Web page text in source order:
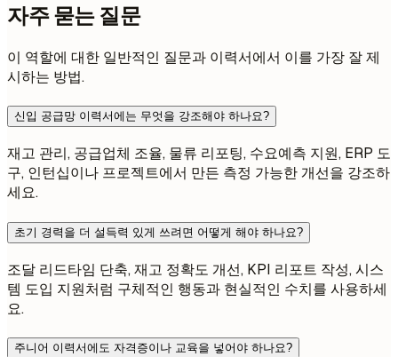
자주 묻는 질문
이 역할에 대한 일반적인 질문과 이력서에서 이를 가장 잘 제
시하는 방법.
신입 공급망 이력서에는 무엇을 강조해야 하나요?
재고 관리, 공급업체 조율, 물류 리포팅, 수요예측 지원, ERP 도
구, 인턴십이나 프로젝트에서 만든 측정 가능한 개선을 강조하
세요.
초기 경력을 더 설득력 있게 쓰려면 어떻게 해야 하나요?
조달 리드타임 단축, 재고 정확도 개선, KPI 리포트 작성, 시스
템 도입 지원처럼 구체적인 행동과 현실적인 수치를 사용하세
요.
주니어 이력서에도 자격증이나 교육을 넣어야 하나요?